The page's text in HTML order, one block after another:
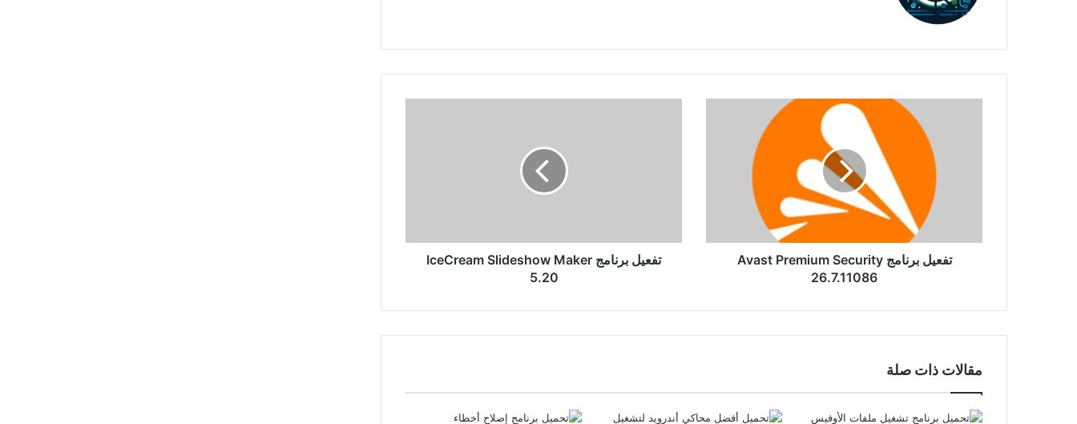
26.7.11086
تفعيل برنامج Avast Premium Security
26.7.11086
تفعيل برنامج IceCream Slideshow Maker
5.20
مقالات ذات صلة